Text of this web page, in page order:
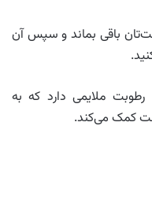
باقی بماند و سپس آن
ملایمی دارد که به
کمک می‌کند.